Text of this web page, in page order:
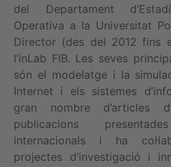
del Departament
Operativa a la Universitat
Director (des del 2012 fins
l’inLab FIB. Les seves
són el modelatge i la
Internet i els sistemes
gran nombre d’articles
publicacions
internacionals i ha
projectes d’investigació i